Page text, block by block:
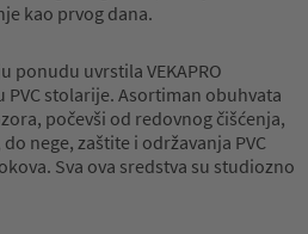
kao prvog dana.
ponudu uvrstila VEKAPRO
PVC stolarije. Asortiman obuhvata
počevši od redovnog čišćenja,
nege, zaštite i održavanja PVC
Sva ova sredstva su studiozno